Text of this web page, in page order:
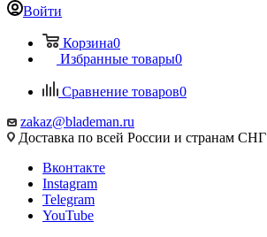
Войти
Корзина0
Избранные товары0
Сравнение товаров0
zakaz@blademan.ru
Доставка по всей России и странам СНГ
Вконтакте
Instagram
Telegram
YouTube